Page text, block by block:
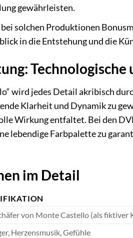
gewährleisten.
solchen Produktionen
in die Entstehung und die
wird jedes Detail akribisch
Klarheit und Dynamik zu
Wirkung entfaltet. Bei den
lebendige Farbpalette zu
im Detail
von Monte Castello (als fiktiver
Herzensmusik, Gefühle